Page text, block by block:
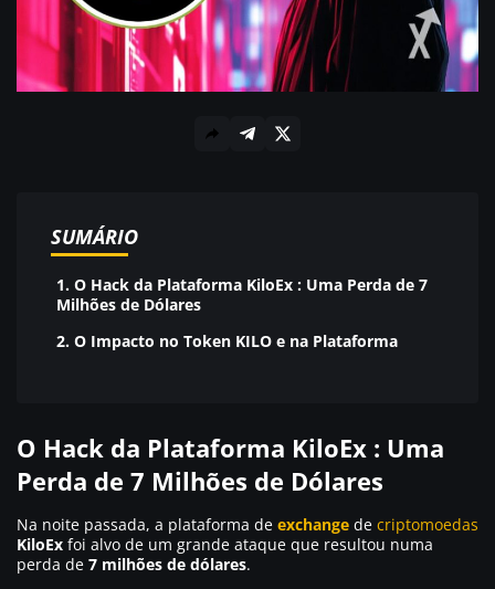
SUMÁRIO
1. O Hack da Plataforma KiloEx : Uma Perda de 7
Milhões de Dólares
2. O Impacto no Token KILO e na Plataforma
O Hack da Plataforma KiloEx : Uma
Perda de 7 Milhões de Dólares
Na noite passada, a plataforma de exchange de criptomoedas
KiloEx foi alvo de um grande ataque que resultou numa
perda de 7 milhões de dólares.